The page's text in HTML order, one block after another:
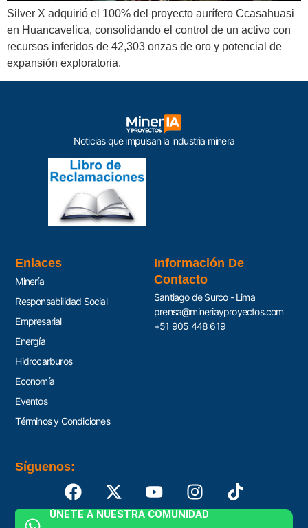
Silver X adquirió el 100% del proyecto aurífero Ccasahuasi
en Huancavelica, consolidando el control de un activo con
recursos inferidos de 42,303 onzas de oro y potencial de
expansión exploratoria.
Noticias que impulsan la industria minera
Enlaces
Minería
Responsabilidad Social
Empresarial
Energía
Hidrocarburos
Economía
Eventos
Términos y Condiciones
Información De
Contacto
Santiago de Surco - Lima
prensa@mineriayproyectos.com
+51 905 448 619
Síguenos:
ÚNETE A NUESTRA COMUNIDAD